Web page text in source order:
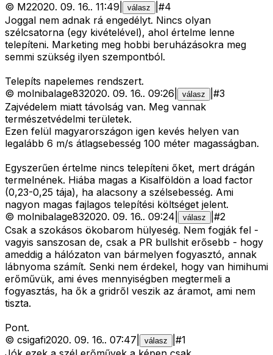
© M22020. 09. 16.. 11:49 válasz #4
Joggal nem adnak rá engedélyt. Nincs olyan
szélcsatorna (egy kivételével), ahol értelme lenne
telepíteni. Marketing meg hobbi beruházásokra meg
semmi szükség ilyen szempontból.
Telepíts napelemes rendszert.
© molnibalage832020. 09. 16.. 09:26 válasz #3
Zajvédelem miatt távolság van. Meg vannak
természetvédelmi területek.
Ezen felül magyarországon igen kevés helyen van
legalább 6 m/s átlagsebesség 100 méter magasságban.
Egyszerűen értelme nincs telepíteni őket, mert drágán
termelnének. Hiába magas a Kisalföldön a load factor
(0,23-0,25 tája), ha alacsony a szélsebesség. Ami
nagyon magas fajlagos telepítési költséget jelent.
© molnibalage832020. 09. 16.. 09:24 válasz #2
Csak a szokásos ökobarom hülyeség. Nem fogják fel -
vagyis sanszosan de, csak a PR bullshit erősebb - hogy
ameddig a hálózaton van bármelyen fogyasztó, annak
lábnyoma számít. Senki nem érdekel, hogy van himihumi
erőművük, ami éves mennyiségben megtermeli a
fogyasztás, ha ők a gridről veszik az áramot, ami nem
tiszta.
Pont.
© csigafi2020. 09. 16.. 07:47 válasz #1